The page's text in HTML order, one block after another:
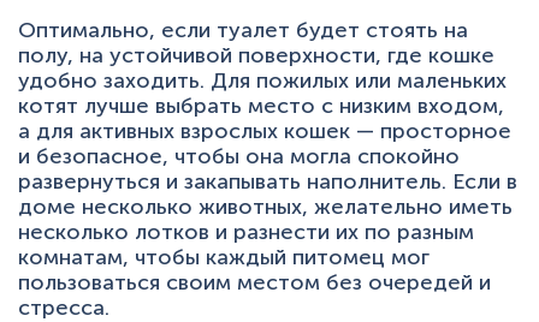
Оптимально, если туалет будет стоять на
полу, на устойчивой поверхности, где кошке
удобно заходить. Для пожилых или маленьких
котят лучше выбрать место с низким входом,
а для активных взрослых кошек — просторное
и безопасное, чтобы она могла спокойно
развернуться и закапывать наполнитель. Если в
доме несколько животных, желательно иметь
несколько лотков и разнести их по разным
комнатам, чтобы каждый питомец мог
пользоваться своим местом без очередей и
стресса.